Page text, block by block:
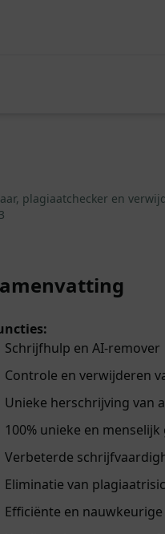
plagiaatchecker en
Schrijfhulp en AI-remover
Controle en verwijderen
Unieke herschrijving van
100% unieke en
Verbeterde
Eliminatie van
Efficiënte en